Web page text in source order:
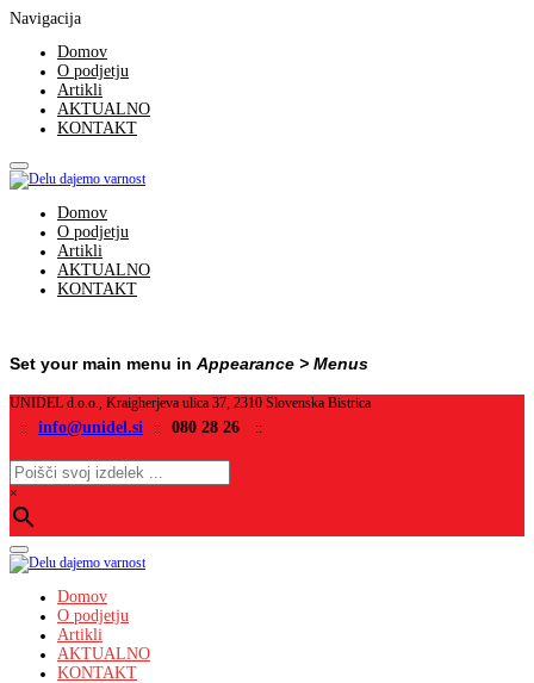
Navigacija
Domov
O podjetju
Artikli
AKTUALNO
KONTAKT
Domov
O podjetju
Artikli
AKTUALNO
KONTAKT
Set your main menu in Appearance > Menus
UNIDEL d.o.o., Kraigherjeva ulica 37, 2310 Slovenska Bistrica
:: info@unidel.si :: 080 28 26 ::
×
Domov
O podjetju
Artikli
AKTUALNO
KONTAKT